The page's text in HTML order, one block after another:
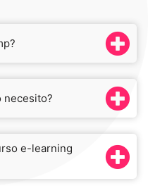
necesito?
e-learning